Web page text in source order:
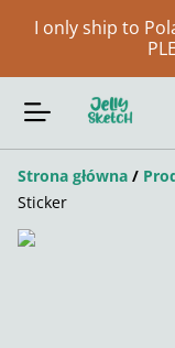
I only ship to
Strona główna /
Sticker